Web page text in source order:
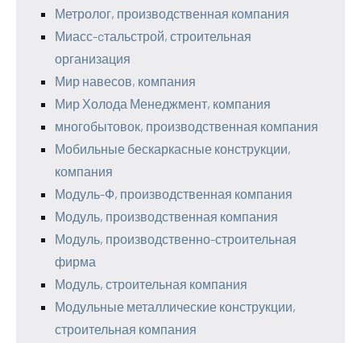
Метролог, производственная компания
Миасс-cтальстрой, строительная
организация
Мир навесов, компания
Мир Холода Менеджмент, компания
многобытовок, производственная компания
Мобильные бескаркасные конструкции,
компания
Модуль-Ф, производственная компания
Модуль, производственная компания
Модуль, производственно-строительная
фирма
Модуль, строительная компания
Модульные металлические конструкции,
строительная компания